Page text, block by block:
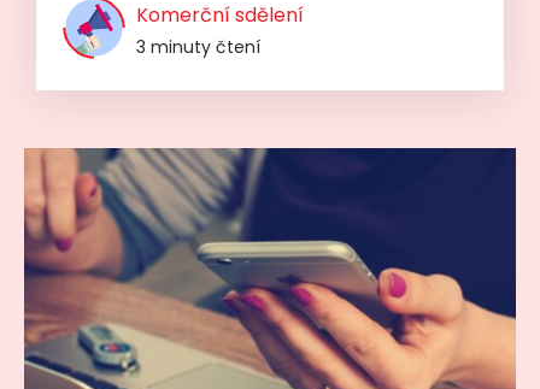
Komerční sdělení
3 minuty čtení